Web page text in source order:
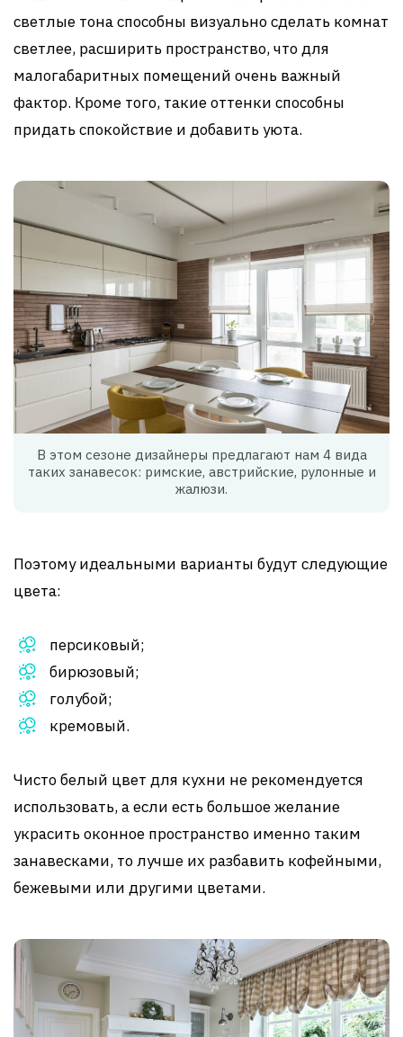
светлые тона способны визуально сделать комнат
светлее, расширить пространство, что для
малогабаритных помещений очень важный
фактор. Кроме того, такие оттенки способны
придать спокойствие и добавить уюта.
В этом сезоне дизайнеры предлагают нам 4 вида
таких занавесок: римские, австрийские, рулонные и
жалюзи.
Поэтому идеальными варианты будут следующие
цвета:
персиковый;
бирюзовый;
голубой;
кремовый.
Чисто белый цвет для кухни не рекомендуется
использовать, а если есть большое желание
украсить оконное пространство именно таким
занавесками, то лучше их разбавить кофейными,
бежевыми или другими цветами.